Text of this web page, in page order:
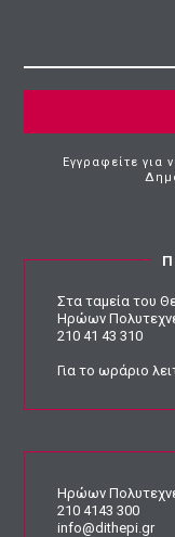
Εγγραφείτε για
Στα ταμεία του
Ηρώων
210 41 43 310
Για το ωράριο
Ηρώων
210 4143 300
info@dithepi.gr